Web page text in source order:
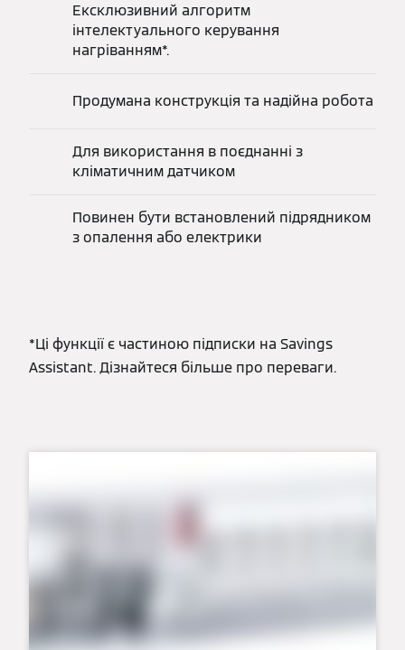
Ексклюзивний алгоритм
інтелектуального керування
нагріванням*.
Продумана конструкція та надійна робота
Для використання в поєднанні з
кліматичним датчиком
Повинен бути встановлений підрядником
з опалення або електрики
*Ці функції є частиною підписки на Savings
Assistant. Дізнайтеся більше про переваги.